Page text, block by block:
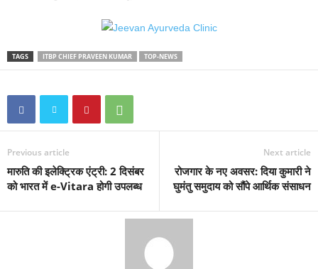
TAGS ITBP CHIEF PRAVEEN KUMAR TOP-NEWS
Previous article
मारुति की इलेक्ट्रिक एंट्री: 2 दिसंबर
को भारत में e-Vitara होगी उपलब्ध
Next article
रोजगार के नए अवसर: दिया कुमारी ने
घुमंतु समुदाय को सौंपे आर्थिक संसाधन